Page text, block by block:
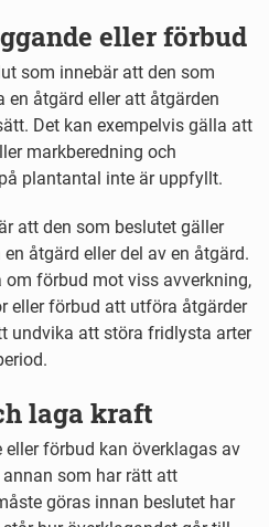
eller förbud
som innebär att den som
en åtgärd eller att åtgärden
Det kan exempelvis gälla att
markberedning och
plantantal inte är uppfyllt.
att den som beslutet gäller
åtgärd eller del av en åtgärd.
om förbud mot viss avverkning,
eller förbud att utföra åtgärder
undvika att störa fridlysta arter
laga kraft
förbud kan överklagas av
som har rätt att
göras innan beslutet har